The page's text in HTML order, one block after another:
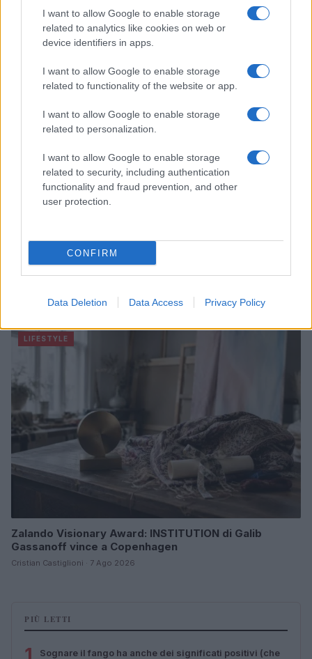
I want to allow Google to enable storage
related to analytics like cookies on web or
device identifiers in apps.
I want to allow Google to enable storage
related to functionality of the website or app.
I want to allow Google to enable storage
related to personalization.
I want to allow Google to enable storage
related to security, including authentication
functionality and fraud prevention, and other
user protection.
CONFIRM
Data Deletion Data Access Privacy Policy
Copenhagen Fashion Week SS27: le novità che stanno
rivoluzionando la moda
LIFESTYLE
Scopri Rocca San Giovanni, il borgo abruzzese tra
Cristian Castiglioni · 8 Ago 2026
LIFESTYLE
Zalando Visionary Award: INSTITUTION di Galib
Gassanoff vince a Copenhagen
Cristian Castiglioni · 7 Ago 2026
PIÙ LETTI
Sognare il fango ha anche dei significati positivi (che